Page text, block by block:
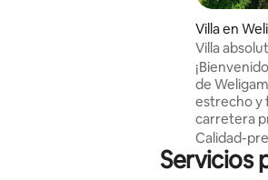
Villa en
Villa
piscina.
de
estrecho y
carretera
nuestra
vistas a la
horizonte
Calidad-
Servicios